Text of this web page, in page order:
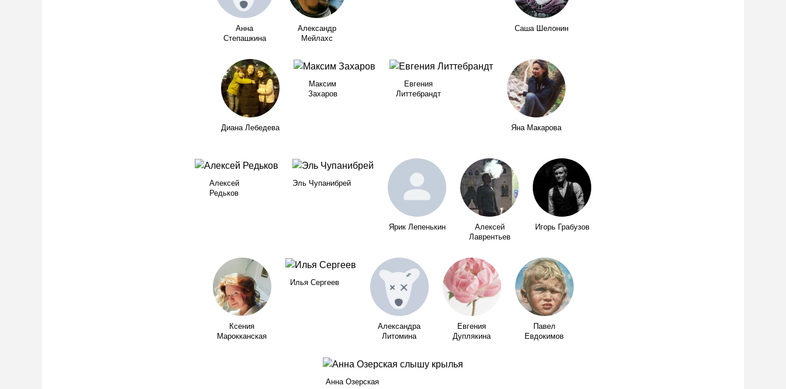
Анна
Степашкина
Александр
Мейлахс
Саша Шелонин
Диана Лебедева
Максим
Захаров
Евгения
Литтебрандт
Яна Макарова
Алексей
Редьков
Эль Чупанибрей
Ярик Лепенькин
Алексей
Лаврентьев
Игорь Грабузов
Ксения
Марокканская
Илья Сергеев
Александра
Литомина
Евгения
Дуплякина
Павел
Евдокимов
Анна Озерская